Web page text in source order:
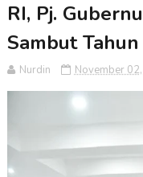
RI, Pj.
Sambut
Nurdin November